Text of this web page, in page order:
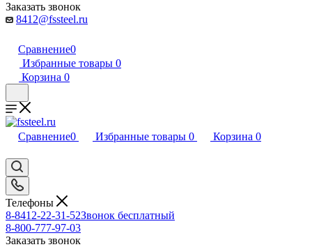
Заказать звонок
8412@fssteel.ru
Сравнение0
Избранные товары 0
Корзина 0
Сравнение0 Избранные товары 0 Корзина 0
Телефоны
8-8412-22-31-52Звонок бесплатный
8-800-777-97-03
Заказать звонок